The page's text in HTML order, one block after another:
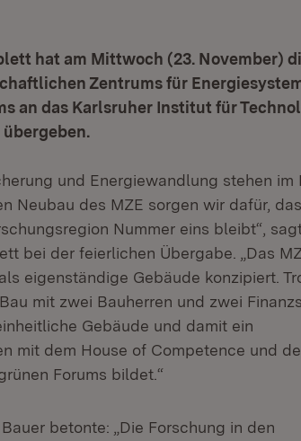
hat am Mittwoch (23. November)
Zentrums für
an das Karlsruher Institut für
und Energiewandlung stehen
Neubau des MZE sorgen wir dafür,
Nummer eins bleibt“,
bei der feierlichen Übergabe. „Das
eigenständige Gebäude konzipiert.
mit zwei Bauherren und zwei
Gebäude und damit ein
mit dem House of Competence und
Forums bildet.“
betonte: „Die Forschung in den